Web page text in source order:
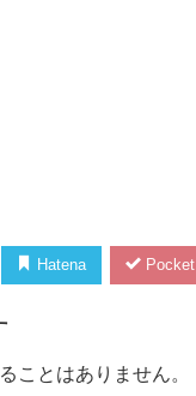
Hatena Pocket
ことはありません。